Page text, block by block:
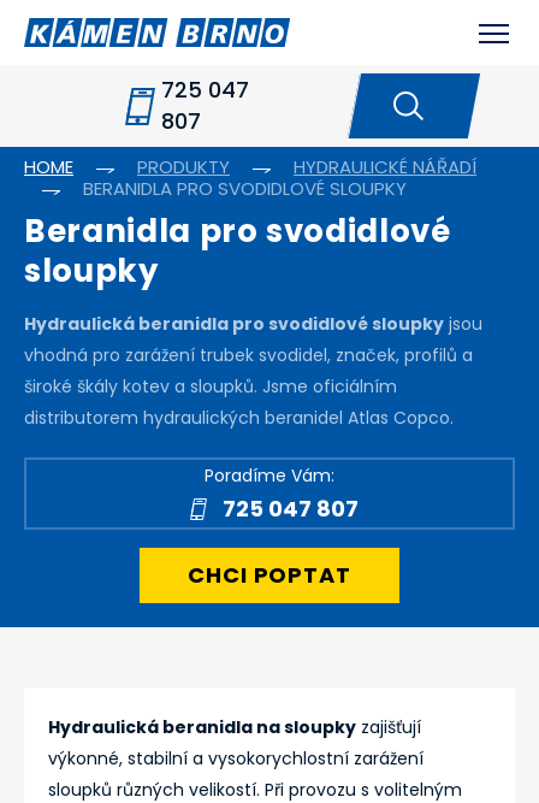
725 047
807
HOME PRODUKTY
HYDRAULICKÉ NÁŘADÍ
BERANIDLA PRO SVODIDLOVÉ SLOUPKY
Beranidla pro svodidlové
sloupky
Hydraulická beranidla pro svodidlové sloupky jsou
vhodná pro zarážení trubek svodidel, značek, profilů a
široké škály kotev a sloupků. Jsme oficiálním
distributorem hydraulických beranidel Atlas Copco.
Poradíme Vám:
725 047 807
CHCI POPTAT
Hydraulická beranidla na sloupky zajišťují
výkonné, stabilní a vysokorychlostní zarážení
sloupků různých velikostí. Při provozu s volitelným